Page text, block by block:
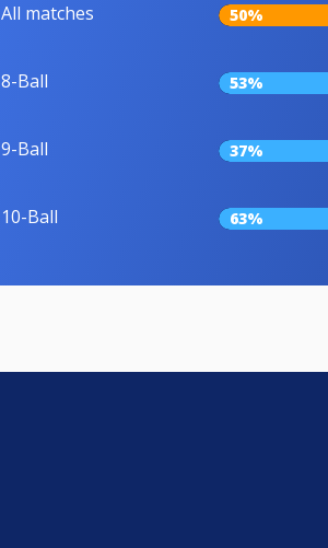
All matches 50%
8-Ball 53%
9-Ball 37%
10-Ball 63%